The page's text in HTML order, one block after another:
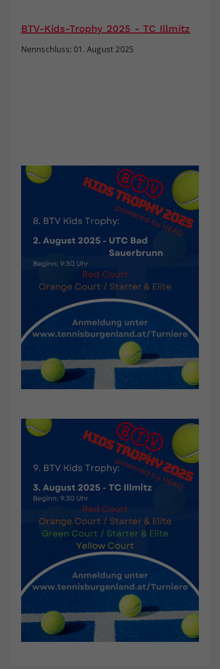
BTV-Kids-Trophy 2025 - TC Illmitz
Nennschluss: 01. August 2025
Zweck
Einstellungen. Unter anderem eine
zufällig generierte ID, für die
historische Speicherung Ihrer
vorgenommen Einstellungen, falls der